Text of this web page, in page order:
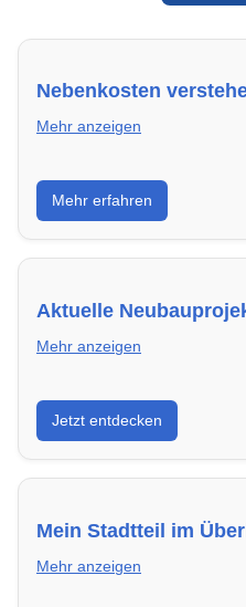
Nebenkosten
Mehr anzeigen
Erfahre, welche
wie du deine monatliche
kannst.
Mehr erfahren
Aktuelle
Mehr anzeigen
Entdecke Neubauprojekte
energieeffizient und sofort
Jetzt entdecken
Mein Stadtteil im
Mehr anzeigen